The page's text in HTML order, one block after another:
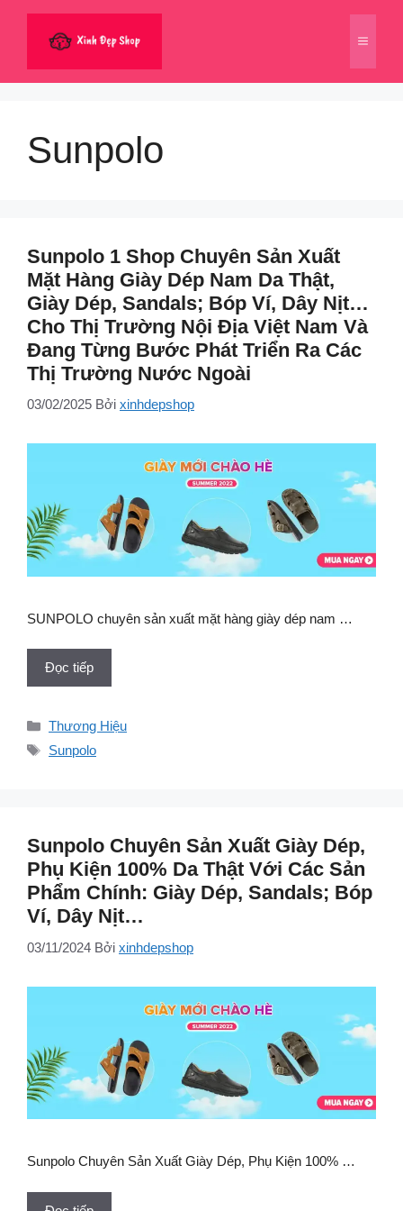
dung
Menu
Sunpolo
Sunpolo 1 Shop Chuyên Sản Xuất
Mặt Hàng Giày Dép Nam Da Thật,
Giày Dép, Sandals; Bóp Ví, Dây Nịt…
Cho Thị Trường Nội Địa Việt Nam Và
Đang Từng Bước Phát Triển Ra Các
Thị Trường Nước Ngoài
03/02/2025 Bởi xinhdepshop
SUNPOLO chuyên sản xuất mặt hàng giày dép nam …
Đọc tiếp
Danh
mục
Thương Hiệu
Thẻ
Sunpolo
Sunpolo Chuyên Sản Xuất Giày Dép,
Phụ Kiện 100% Da Thật Với Các Sản
Phẩm Chính: Giày Dép, Sandals; Bóp
Ví, Dây Nịt…
03/11/2024 Bởi xinhdepshop
Sunpolo Chuyên Sản Xuất Giày Dép, Phụ Kiện 100% …